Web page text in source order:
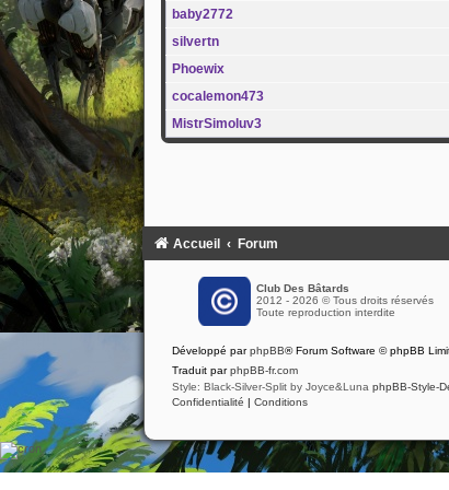
baby2772
silvertn
Phoewix
cocalemon473
MistrSimoluv3
Accueil Forum
Club Des Bâtards
2012 - 2026 © Tous droits réservés
Toute reproduction interdite
Développé parphpBB® Forum Software © phpBB
Traduit parphpBB-fr.com
Style: Black-Silver-Split by Joyce&Luna phpBB-Style-
Confidentialité | Conditions